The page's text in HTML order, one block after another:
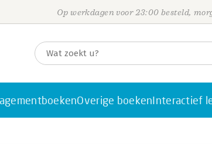
Op werkdagen voor 23:00 besteld,
Overige boekenInteractief